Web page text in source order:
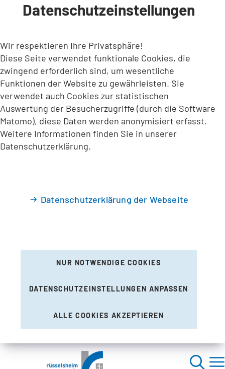
INHALT ANSPRINGEN
Datenschutzeinstellungen
Wir respektieren Ihre Privatsphäre!
Diese Seite verwendet funktionale Cookies, die
zwingend erforderlich sind, um wesentliche
Funktionen der Website zu gewährleisten. Sie
verwendet auch Cookies zur statistischen
Auswertung der Besucherzugriffe (durch die Software
Matomo), diese Daten werden anonymisiert erfasst.
Weitere Informationen finden Sie in unserer
Datenschutzerklärung.
Datenschutzerklärung der Webseite
NUR NOTWENDIGE COOKIES
DATENSCHUTZEINSTELLUNGEN ANPASSEN
ALLE COOKIES AKZEPTIEREN